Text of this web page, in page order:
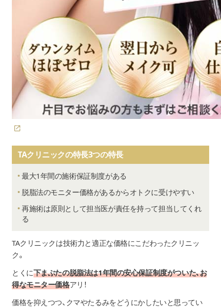
TAクリニックの特長3つの特長
最大1年間の施術保証制度がある
脱脂法のモニター価格があるからオトクに受けやすい
再施術は原則として担当医が責任を持って担当してくれ
る
TAクリニックは技術力と適正な価格にこだわったクリニッ
ク。
とくに下まぶたの脱脂法は1年間の安心保証制度がついた、お
得なモニター価格アリ！
価格を抑えつつ、クマやたるみをどうにかしたいと思ってい